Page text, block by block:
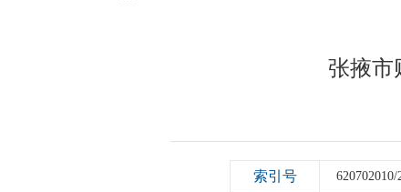
张掖市
索引号 620702010/